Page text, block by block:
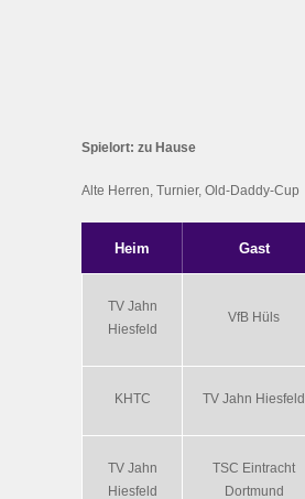
Spielort: zu Hause
Alte Herren, Turnier, Old-Daddy-Cup
Heim Gast
TV Jahn
Hiesfeld
VfB Hüls
KHTC TV Jahn Hiesfeld
TV Jahn
Hiesfeld
TSC Eintracht
Dortmund